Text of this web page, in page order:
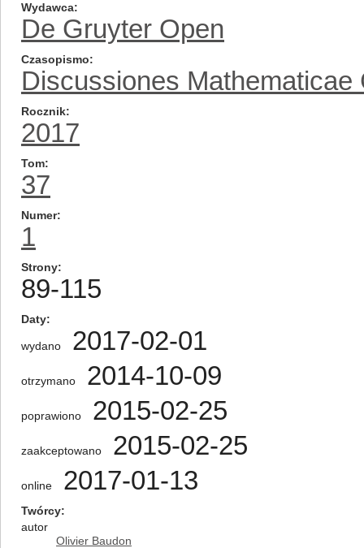
Wydawca
De Gruyter Open
Czasopismo
Discussiones Mathematicae
Rocznik
2017
Tom
37
Numer
1
Strony
89-115
Daty
wydano 2017-02-01
otrzymano 2014-10-09
poprawiono 2015-02-25
zaakceptowano 2015-02-25
online 2017-01-13
Twórcy
autor
Olivier Baudon